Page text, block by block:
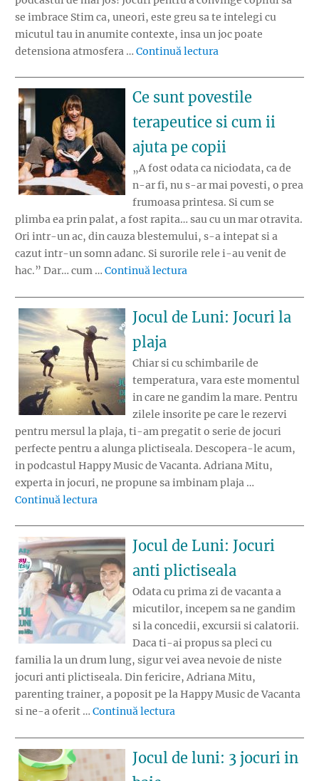
se imbrace Stim ca, uneori, este greu sa te intelegi cu
micutul tau in anumite contexte, insa un joc poate
detensiona atmosfera … Continuă lectura
Ce sunt povestile
terapeutice si cum ii
ajuta pe copii
„A fost odata ca niciodata, ca de
n-ar fi, nu s-ar mai povesti, o prea
frumoasa printesa. Si cum se
plimba ea prin palat, a fost rapita… sau cu un mar otravita.
Ori intr-un ac, din cauza blestemului, s-a intepat si a
cazut intr-un somn adanc. Si surorile rele i-au venit de
hac.” Dar… cum … Continuă lectura
Jocul de Luni: Jocuri la
plaja
Chiar si cu schimbarile de
temperatura, vara este momentul
in care ne gandim la mare. Pentru
zilele insorite pe care le rezervi
pentru mersul la plaja, ti-am pregatit o serie de jocuri
perfecte pentru a alunga plictiseala. Descopera-le acum,
in podcastul Happy Music de Vacanta. Adriana Mitu,
experta in jocuri, ne propune sa imbinam plaja …
Continuă lectura
Jocul de Luni: Jocuri
anti plictiseala
Odata cu prima zi de vacanta a
micutilor, incepem sa ne gandim
si la concedii, excursii si calatorii.
Daca ti-ai propus sa pleci cu
familia la un drum lung, sigur vei avea nevoie de niste
jocuri anti plictiseala. Din fericire, Adriana Mitu,
parenting trainer, a poposit pe la Happy Music de Vacanta
si ne-a oferit … Continuă lectura
Jocul de luni: 3 jocuri in